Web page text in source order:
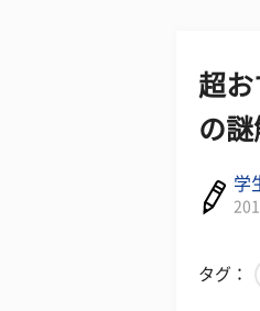
超
の謎
学
タグ：